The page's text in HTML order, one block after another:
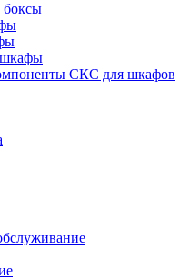
шкафы
СКС для шкафов